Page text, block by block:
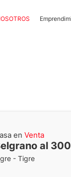
en Venta
al 300
- Tigre